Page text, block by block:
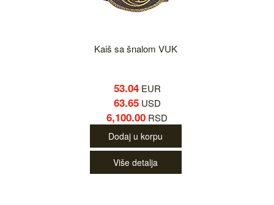
Kaiš sa šnalom VUK
53.04EUR
63.65USD
6,100.00 RSD
Dodaj u korpu
Više detalja